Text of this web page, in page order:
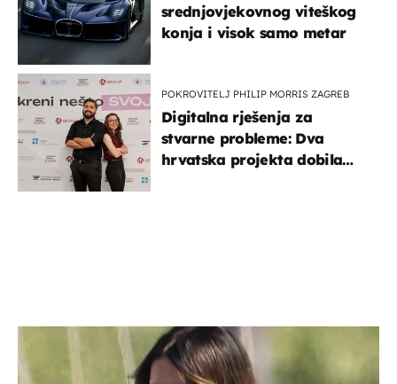
srednjovjekovnog viteškog
konja i visok samo metar
POKROVITELJ PHILIP MORRIS ZAGREB
Digitalna rješenja za
stvarne probleme: Dva
hrvatska projekta dobila